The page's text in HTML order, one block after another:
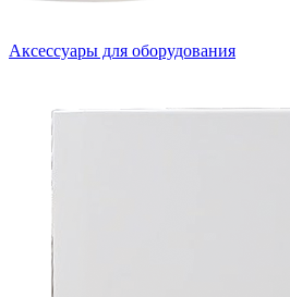
Аксессуары для оборудования